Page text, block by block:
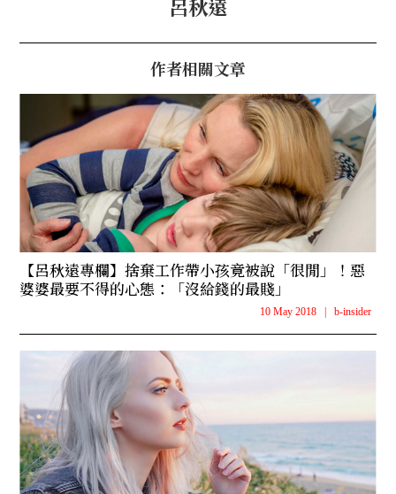
呂秋遠
作者相關文章
【呂秋遠專欄】捨棄工作帶小孩竟被說「很閒」！惡
婆婆最要不得的心態：「沒給錢的最賤」
10 May 2018 b-insider